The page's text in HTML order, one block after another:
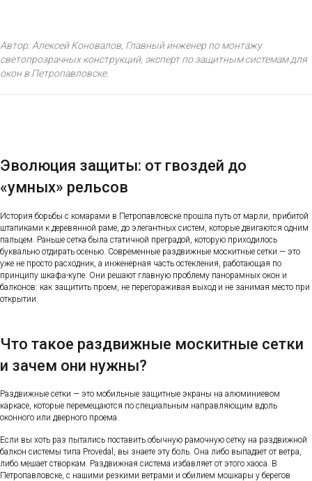
Автор: Алексей Коновалов, Главный инженер по монтажу
светопрозрачных конструкций, эксперт по защитным системам для
окон в Петропавловске.
Эволюция защиты: от гвоздей до
«умных» рельсов
История борьбы с комарами в Петропавловске прошла путь от марли, прибитой
штапиками к деревянной раме, до элегантных систем, которые двигаются одним
пальцем. Раньше сетка была статичной преградой, которую приходилось
буквально отдирать осенью. Современные раздвижные москитные сетки — это
уже не просто расходник, а инженерная часть остекления, работающая по
принципу шкафа-купе. Они решают главную проблему панорамных окон и
балконов: как защитить проем, не перегораживая выход и не занимая место при
открытии.
Что такое раздвижные москитные сетки
и зачем они нужны?
Раздвижные сетки — это мобильные защитные экраны на алюминиевом
каркасе, которые перемещаются по специальным направляющим вдоль
оконного или дверного проема.
Если вы хоть раз пытались поставить обычную рамочную сетку на раздвижной
балкон системы типа Provedal, вы знаете эту боль. Она либо выпадает от ветра,
либо мешает створкам. Раздвижная система избавляет от этого хаоса. В
Петропавловске, с нашими резкими ветрами и обилием мошкары у берегов